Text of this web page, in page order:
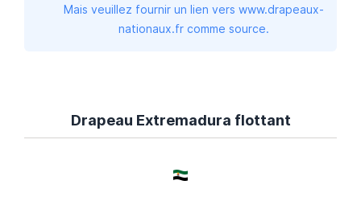
Mais veuillez fournir un lien vers www.drapeaux-
nationaux.fr comme source.
Drapeau Extremadura flottant